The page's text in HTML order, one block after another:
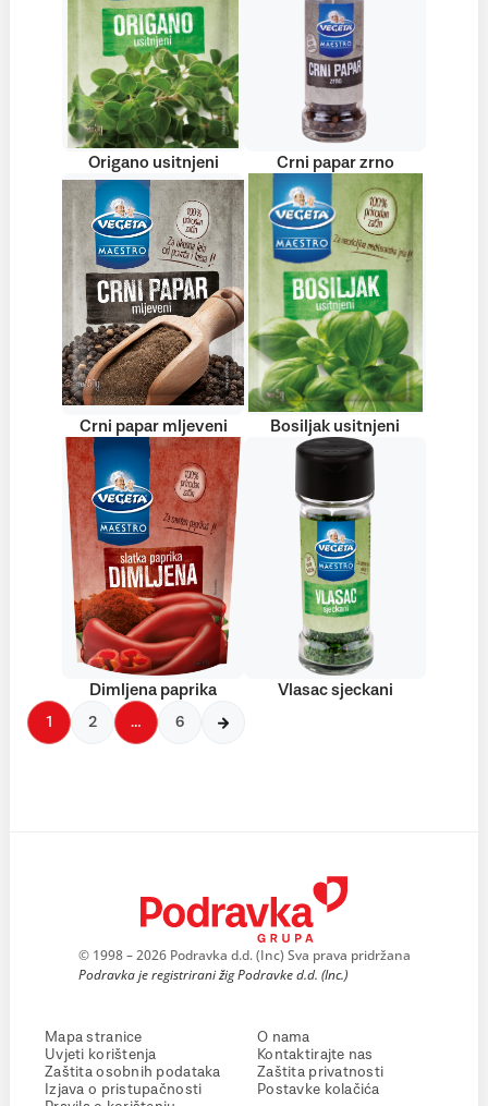
Origano usitnjeni Crni papar zrno
Crni papar mljeveni Bosiljak usitnjeni
Dimljena paprika Vlasac sjeckani
1 2 … 6
© 1998 – 2026 Podravka d.d. (Inc) Sva prava pridržana
Podravka je registrirani žig Podravke d.d. (Inc.)
Mapa stranice
Uvjeti korištenja
Zaštita osobnih podataka
Izjava o pristupačnosti
O nama
Kontaktirajte nas
Zaštita privatnosti
Postavke kolačića